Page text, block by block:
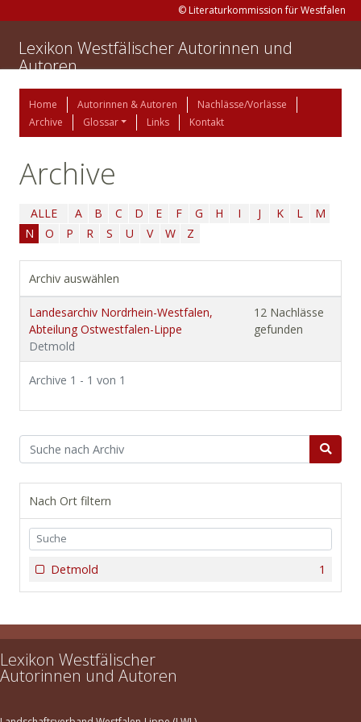
© Literaturkommission für Westfalen
Lexikon Westfälischer Autorinnen und
Autoren
Home Autorinnen & Autoren
Nachlässe/Vorlässe
Archive
Glossar Links Kontakt
Archive
ALLE A B C D E F G H I J K L
M
N
O P R S U V W Z
Archiv auswählen
Landesarchiv Nordrhein-Westfalen,
Abteilung Ostwestfalen-Lippe
Detmold
12 Nachlässe
gefunden
Archive 1 - 1 von 1
Nach Ort filtern
1
Detmold
Lexikon Westfälischer
Autorinnen und Autoren